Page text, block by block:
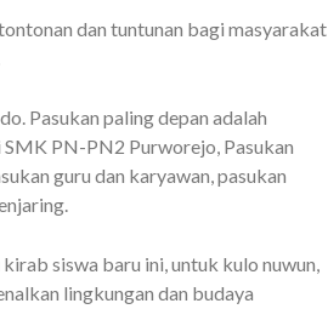
dan tuntunan bagi masyarakat
Pasukan paling depan adalah
PN-PN2 Purworejo, Pasukan
guru dan karyawan, pasukan
siswa baru ini, untuk kulo nuwun,
lingkungan dan budaya